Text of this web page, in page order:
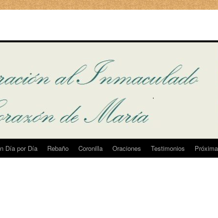
Día por Día Rebaño Coronilla Oraciones Testimonios